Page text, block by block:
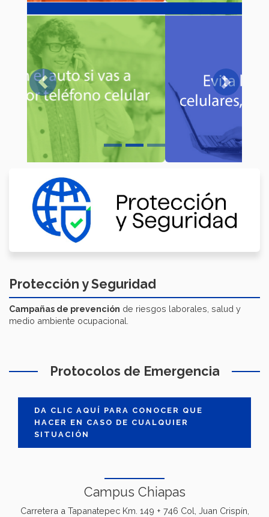
Previous Next
Protección y Seguridad
Campañas de prevención de riesgos laborales, salud y
medio ambiente ocupacional.
Protocolos de Emergencia
DA CLIC AQUÍ PARA CONOCER QUE
HACER EN CASO DE CUALQUIER
SITUACIÓN
Campus Chiapas
Carretera a Tapanatepec Km. 149 + 746 Col, Juan Crispín,